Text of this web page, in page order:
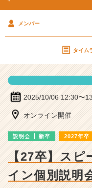
細
チ
ャ
ー
成
長
ら
カ
ト
メンバー
タイム
2025/10/06 12:30〜
オンライン開催
説明会 新卒 2027年卒
【27卒】ス
イン個別説明